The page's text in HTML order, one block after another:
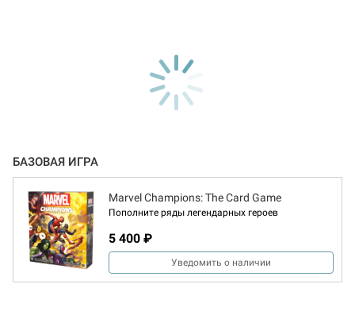
БАЗОВАЯ ИГРА
Marvel Champions: The Card Game
Пополните ряды легендарных героев
5 400 ₽
Уведомить о наличии